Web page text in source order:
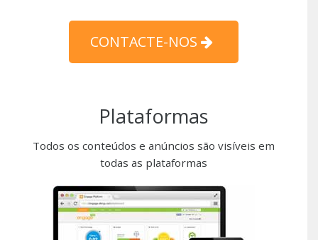
CONTACTE-NOS
Plataformas
Todos os conteúdos e anúncios são visíveis em
todas as plataformas